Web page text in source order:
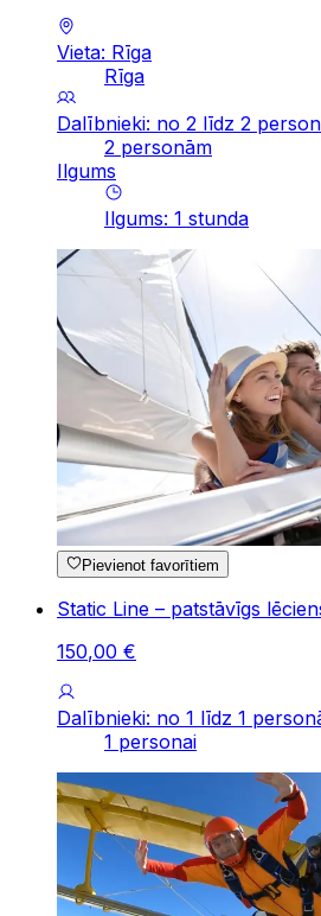
Vieta: Rīga
Rīga
Dalībnieki: no 2 līdz 2
2 personām
Ilgums
Ilgums: 1 stunda
Pievienot favorītiem
Static Line – patstāvīgs
150,00 €
Dalībnieki: no 1 līdz 1
1 personai